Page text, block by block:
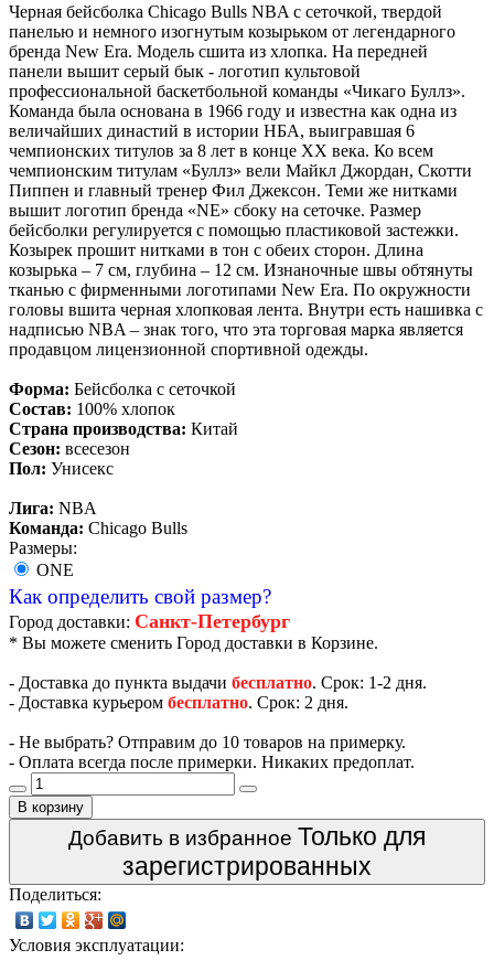
Черная бейсболка Chicago Bulls NBA с сеточкой, твердой
панелью и немного изогнутым козырьком от легендарного
бренда New Era. Модель сшита из хлопка. На передней
панели вышит серый бык - логотип культовой
профессиональной баскетбольной команды «Чикаго Буллз».
Команда была основана в 1966 году и известна как одна из
величайших династий в истории НБА, выигравшая 6
чемпионских титулов за 8 лет в конце XX века. Ко всем
чемпионским титулам «Буллз» вели Майкл Джордан, Скотти
Пиппен и главный тренер Фил Джексон. Теми же нитками
вышит логотип бренда «NE» сбоку на сеточке. Размер
бейсболки регулируется с помощью пластиковой застежки.
Козырек прошит нитками в тон с обеих сторон. Длина
козырька – 7 см, глубина – 12 см. Изнаночные швы обтянуты
тканью с фирменными логотипами New Era. По окружности
головы вшита черная хлопковая лента. Внутри есть нашивка с
надписью NBA – знак того, что эта торговая марка является
продавцом лицензионной спортивной одежды.
Форма: Бейсболка с сеточкой
Состав: 100% хлопок
Страна производства: Китай
Сезон: всесезон
Пол: Унисекс
Лига: NBA
Команда: Chicago Bulls
Размеры:
ONE
Как определить свой размер?
Город доставки: Санкт-Петербург
* Вы можете сменить Город доставки в Корзине.
- Доставка до пункта выдачи бесплатно. Срок: 1-2 дня.
- Доставка курьером бесплатно. Срок: 2 дня.
- Не выбрать? Отправим до 10 товаров на примерку.
- Оплата всегда после примерки. Никаких предоплат.
В корзину
Добавить в избранное Только для
зарегистрированных
Поделиться:
Условия эксплуатации: